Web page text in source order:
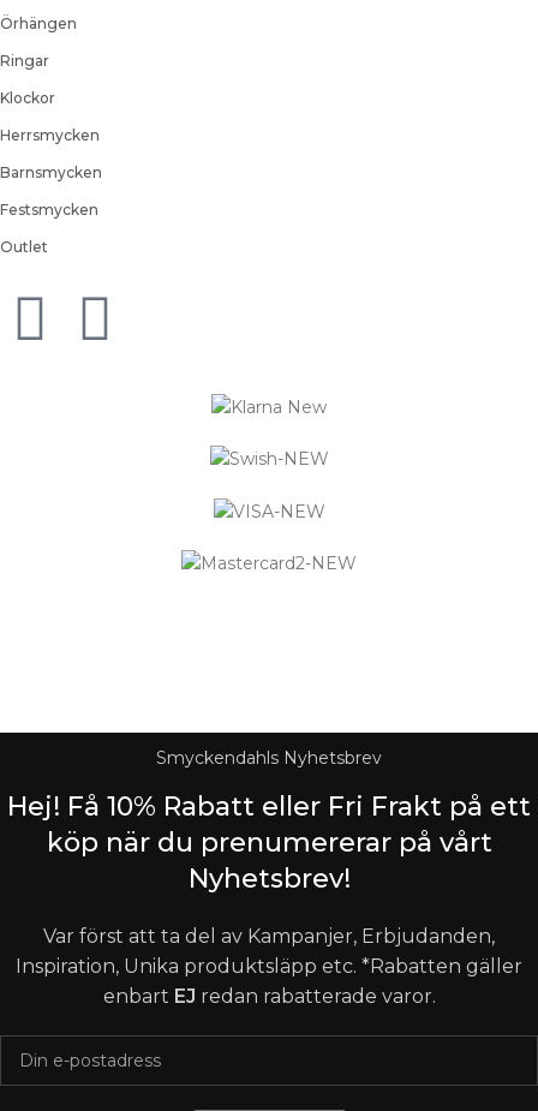
Örhängen
Ringar
Klockor
Herrsmycken
Barnsmycken
Festsmycken
Outlet
Smyckendahls Nyhetsbrev
Hej! Få 10% Rabatt eller Fri Frakt på ett
köp när du prenumererar på vårt
Nyhetsbrev!
Var först att ta del av Kampanjer, Erbjudanden,
Inspiration, Unika produktsläpp etc. *Rabatten gäller
enbart EJ redan rabatterade varor.